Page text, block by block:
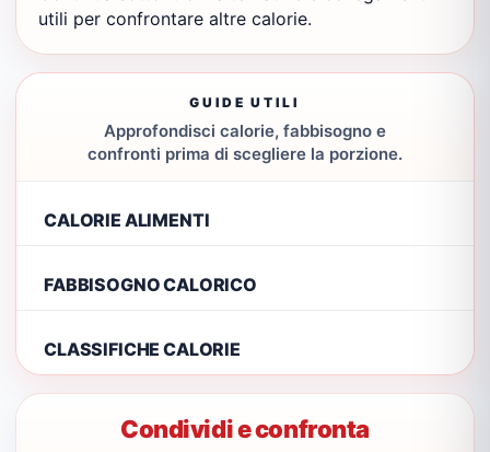
utili per confrontare altre calorie.
GUIDE UTILI
Approfondisci calorie, fabbisogno e
confronti prima di scegliere la porzione.
CALORIE ALIMENTI
FABBISOGNO CALORICO
CLASSIFICHE CALORIE
Condividi e confronta